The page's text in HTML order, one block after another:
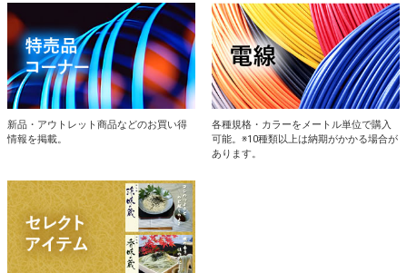
新品・アウトレット商品などのお買い得
情報を掲載。
各種規格・カラーをメートル単位で購入
可能。※10種類以上は納期がかかる場合が
あります。